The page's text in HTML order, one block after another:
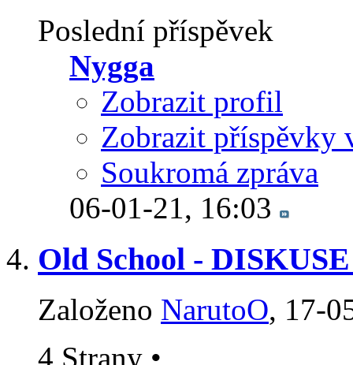
Poslední příspěvek
Nygga
Zobrazit profil
Zobrazit příspěvky
Soukromá zpráva
06-01-21, 16:03
Old School -
Založeno NarutoO‎, 17-
4 Strany •